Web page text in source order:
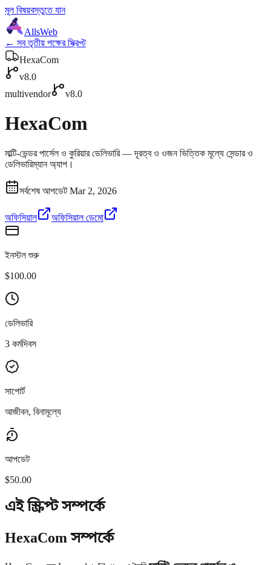
মূল বিষয়বস্তুতে যান
AllsWeb
← সব তৃতীয় পক্ষের স্ক্রিপ্ট
HexaCom
v8.0
multivendor
v8.0
HexaCom
মাল্টি-ভেন্ডর পার্সেল ও কুরিয়ার ডেলিভারি — দূরত্ব ও ওজন ভিত্তিক মূল্যে সেন্ডার ও
ডেলিভারিম্যান অ্যাপ।
সর্বশেষ আপডেট Mar 2, 2026
অফিসিয়াল অফিসিয়াল ডেমো
ইনস্টল শুরু
$100.00
ডেলিভারি
3 কর্মদিবস
সাপোর্ট
আজীবন, বিনামূল্যে
আপডেট
$50.00
এই স্ক্রিপ্ট সম্পর্কে
HexaCom সম্পর্কে